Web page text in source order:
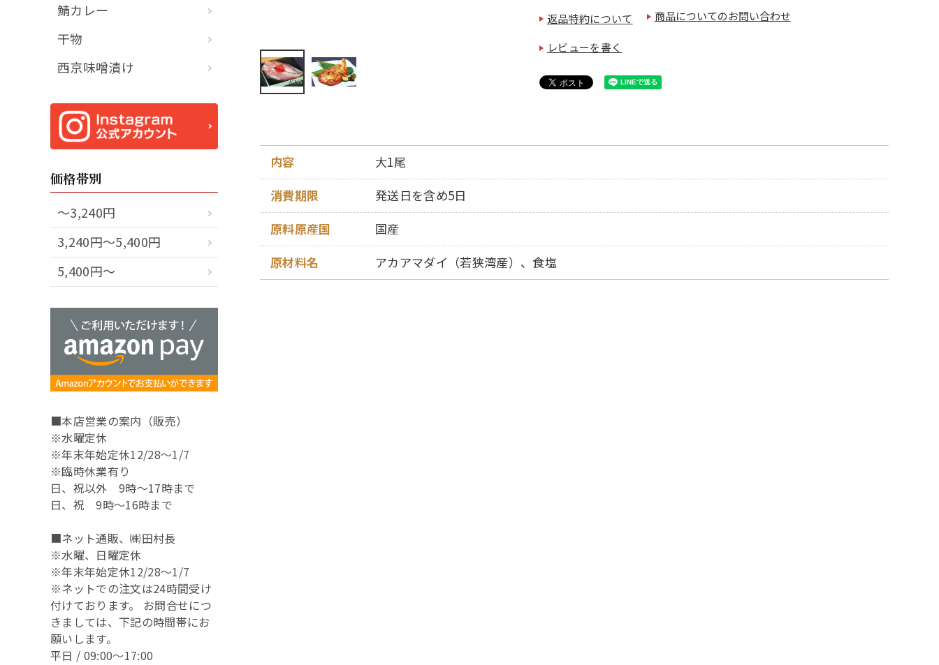
鯖カレー
干物
西京味噌漬け
価格帯別
～3,240円
3,240円～5,400円
5,400円～
■本店営業の案内（販売）
※水曜定休
※年末年始定休12/28～1/7
※臨時休業有り
日、祝以外 9時～17時まで
日、祝 9時～16時まで
■ネット通販、㈱田村長
※水曜、日曜定休
※年末年始定休12/28～1/7
※ネットでの注文は24時間受け
付けております。 お問合せにつ
きましては、下記の時間帯にお
願いします。
平日 / 09:00～17:00
返品特約について 商品についてのお問い合わせ
レビューを書く
内容
大1尾
消費期限
発送日を含め5日
原料原産国
国産
原材料名
アカアマダイ（若狭湾産）、食塩